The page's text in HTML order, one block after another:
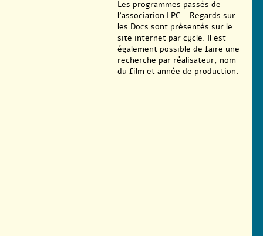
Les programmes passés de
l’association LPC - Regards sur
les Docs sont présentés sur le
site internet par cycle. Il est
également possible de faire une
recherche par réalisateur, nom
du film et année de production.